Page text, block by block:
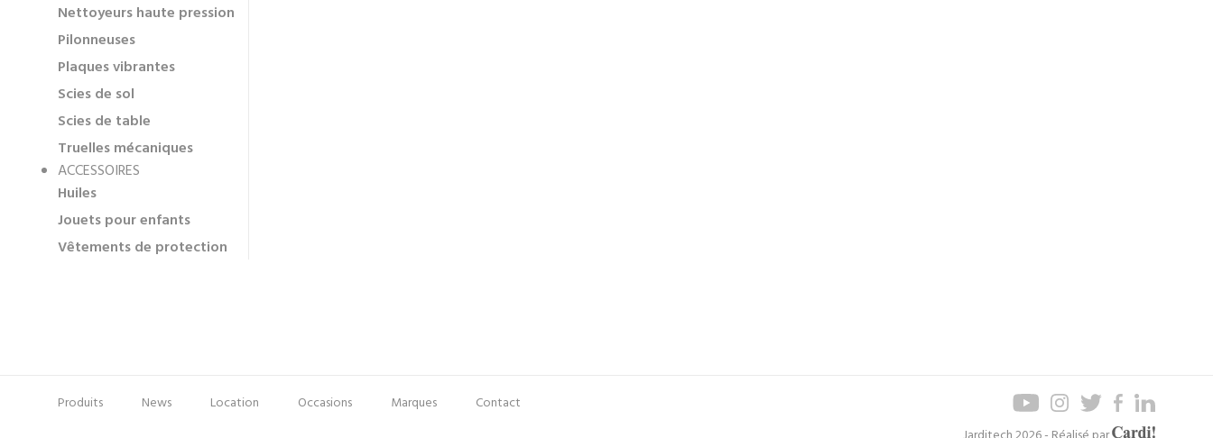
Nettoyeurs haute pression
Pilonneuses
Plaques vibrantes
Scies de sol
Scies de table
Truelles mécaniques
ACCESSOIRES
Huiles
Jouets pour enfants
Vêtements de protection
Pied
Menu
Produits News Location Occasions Marques
Contact